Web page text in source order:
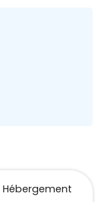
Hébergement